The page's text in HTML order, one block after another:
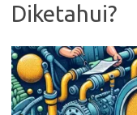
Diketahui?